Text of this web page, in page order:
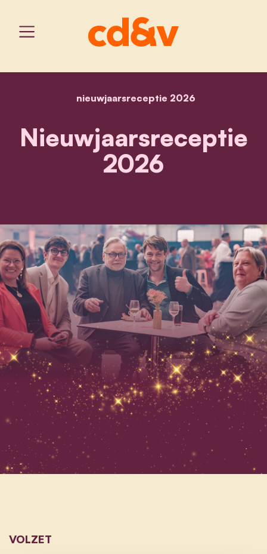
home
nieuwjaarsreceptie 2026nieuwjaarsreceptie 2026
Nieuwjaarsreceptie
2026
VOLZET